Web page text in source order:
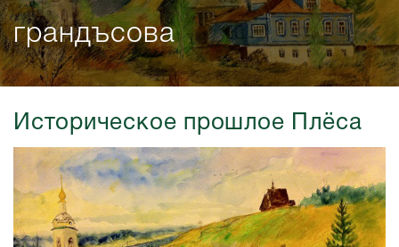
грандъсова
Историческое прошлое Плёса